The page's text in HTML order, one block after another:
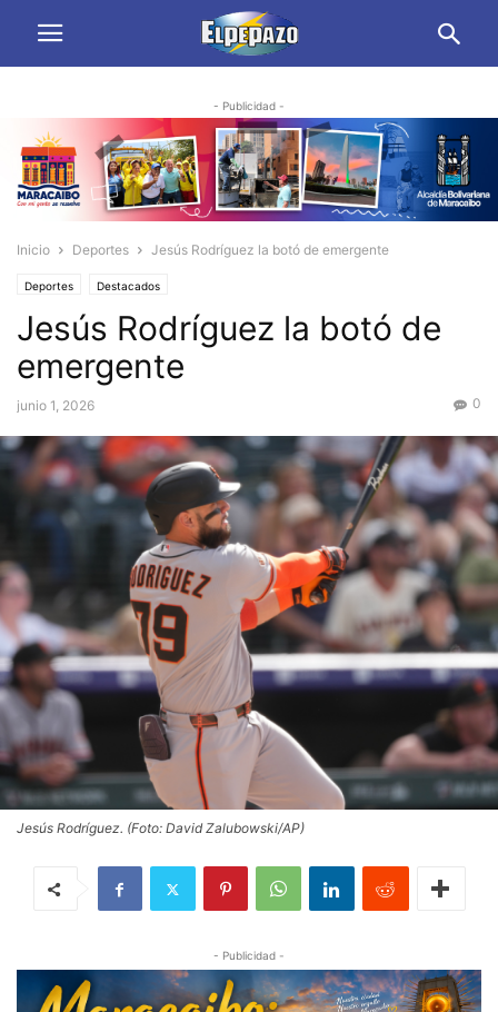
- Publicidad -
Inicio Deportes Jesús Rodríguez la botó de emergente
Deportes Destacados
Jesús Rodríguez la botó de
emergente
junio 1, 2026 0
Jesús Rodríguez. (Foto: David Zalubowski/AP)
- Publicidad -